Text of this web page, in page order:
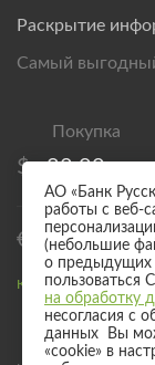
Раскрытие
Самый
$ 82,00
€ 94,00
Курс валют для
АО «Банк
работы с веб-
(небольшие
о предыдущих
пользоваться
на обработку
несогласия с
данных Вы
«cookie» в